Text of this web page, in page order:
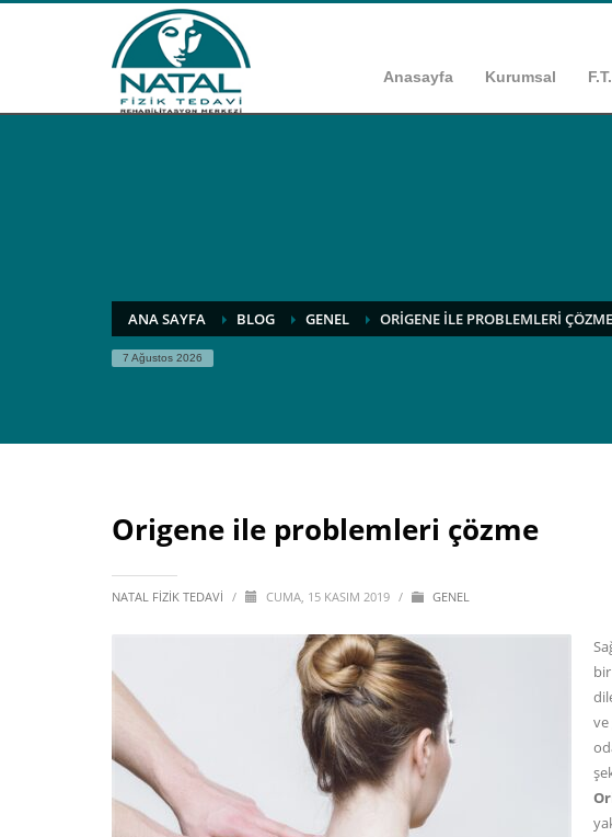
Anasayfa Kurumsal
ANA SAYFA BLOG GENEL ORIGENE ILE PROBLEMLERI ÇÖZME
7 Ağustos 2026
Origene ile problemleri çözme
NATAL FIZIK TEDAVI / CUMA, 15 KASIM 2019 / GENEL
ve